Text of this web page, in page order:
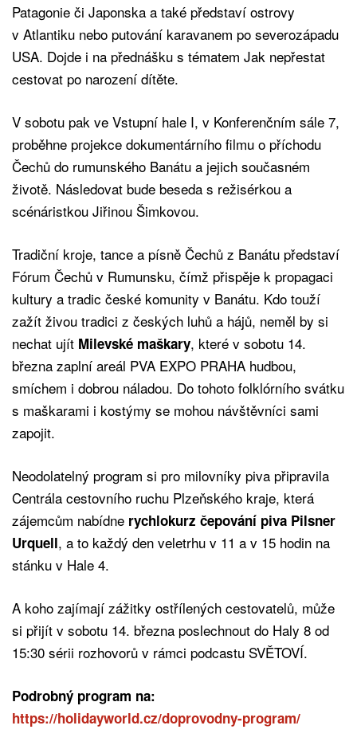
Patagonie či Japonska a také představí ostrovy
v Atlantiku nebo putování karavanem po severozápadu
USA. Dojde i na přednášku s tématem Jak nepřestat
cestovat po narození dítěte.
V sobotu pak ve Vstupní hale I, v Konferenčním sále 7,
proběhne projekce dokumentárního filmu o příchodu
Čechů do rumunského Banátu a jejich současném
životě. Následovat bude beseda s režisérkou a
scénáristkou Jiřinou Šimkovou.
Tradiční kroje, tance a písně Čechů z Banátu představí
Fórum Čechů v Rumunsku, čímž přispěje k propagaci
kultury a tradic české komunity v Banátu. Kdo touží
zažít živou tradici z českých luhů a hájů, neměl by si
nechat ujít Milevské maškary, které v sobotu 14.
března zaplní areál PVA EXPO PRAHA hudbou,
smíchem i dobrou náladou. Do tohoto folklórního svátku
s maškarami i kostýmy se mohou návštěvníci sami
zapojit.
Neodolatelný program si pro milovníky piva připravila
Centrála cestovního ruchu Plzeňského kraje, která
zájemcům nabídne rychlokurz čepování piva Pilsner
Urquell, a to každý den veletrhu v 11 a v 15 hodin na
stánku v Hale 4.
A koho zajímají zážitky ostřílených cestovatelů, může
si přijít v sobotu 14. března poslechnout do Haly 8 od
15:30 sérii rozhovorů v rámci podcastu SVĚTOVÍ.
Podrobný program na:
https://holidayworld.cz/doprovodny-program/